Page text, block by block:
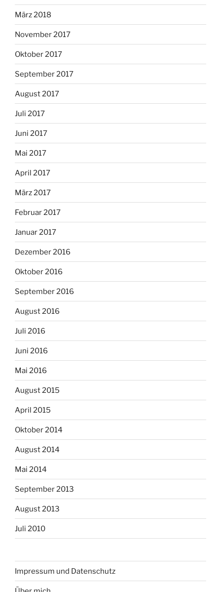
März 2018
November 2017
Oktober 2017
September 2017
August 2017
Juli 2017
Juni 2017
Mai 2017
April 2017
März 2017
Februar 2017
Januar 2017
Dezember 2016
Oktober 2016
September 2016
August 2016
Juli 2016
Juni 2016
Mai 2016
August 2015
April 2015
Oktober 2014
August 2014
Mai 2014
September 2013
August 2013
Juli 2010
Impressum und Datenschutz